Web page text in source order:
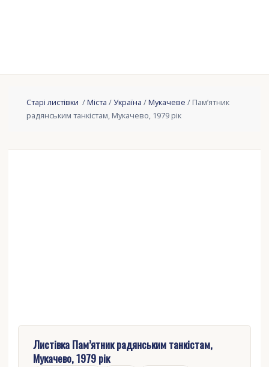
Старі листівки /Міста /Україна /Мукачеве / Пам’ятник
радянським танкістам, Мукачево, 1979 рік
Листівка Пам’ятник радянським танкістам,
Мукачево, 1979 рік